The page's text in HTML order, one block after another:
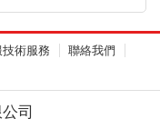
技術服務
聯絡我們
司